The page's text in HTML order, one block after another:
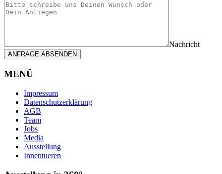
Nachricht
ANFRAGE ABSENDEN
MENÜ
Impressum
Datenschutzerklärung
AGB
Team
Jobs
Media
Ausstellung
Innentueren